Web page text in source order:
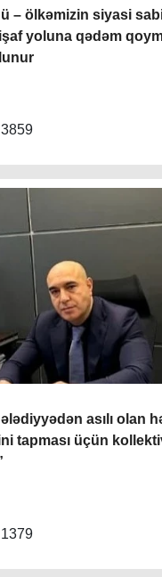
– ölkəmizin siyasi
yoluna qədəm
3859
asılı olan
tapması üçün
1379